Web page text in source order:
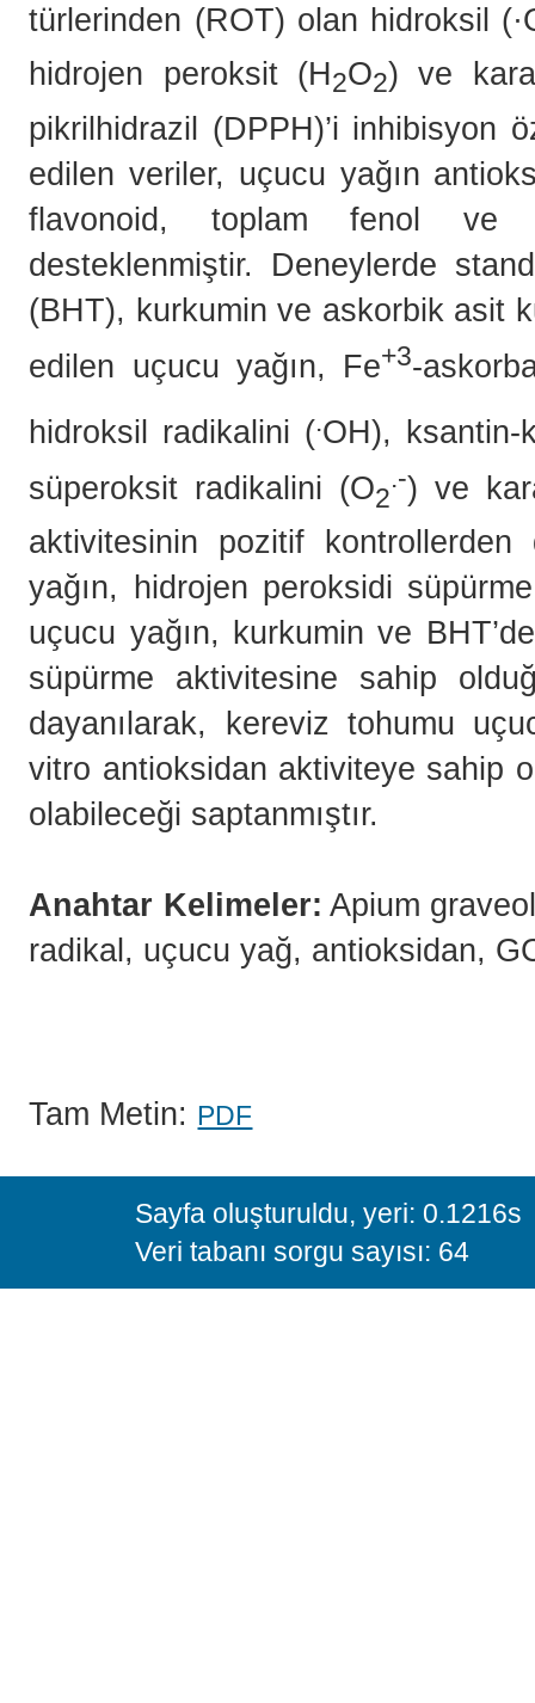
türlerinden (ROT) olan hidroksil
hidrojen peroksit (H2O2) ve
pikrilhidrazil (DPPH)’i inhibisyon
edilen veriler, uçucu yağın
flavonoid, toplam fenol ve
desteklenmiştir. Deneylerde
(BHT), kurkumin ve askorbik asit
edilen uçucu yağın, Fe+3-
hidroksil radikalini (.OH), ksantin-
süperoksit radikalini (O2
.-) ve
aktivitesinin pozitif
yağın, hidrojen peroksidi
uçucu yağın, kurkumin ve
süpürme aktivitesine sahip
dayanılarak, kereviz tohumu
vitro antioksidan aktiviteye sahip
olabileceği saptanmıştır.
Anahtar Kelimeler: Apium
radikal, uçucu yağ,
Tam Metin: PDF
Sayfa oluşturuldu, yeri: 0.1216s
Veri tabanı sorgu sayısı: 64